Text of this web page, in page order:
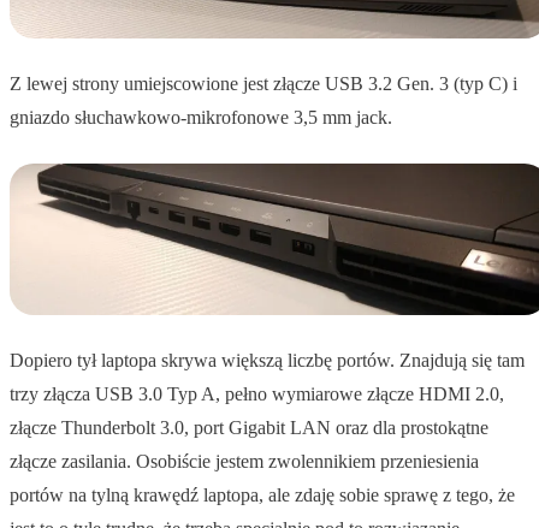
Z lewej strony umiejscowione jest złącze USB 3.2 Gen. 3 (typ C) i
gniazdo słuchawkowo-mikrofonowe 3,5 mm jack.
Dopiero tył laptopa skrywa większą liczbę portów. Znajdują się tam
trzy złącza USB 3.0 Typ A, pełno wymiarowe złącze HDMI 2.0,
złącze Thunderbolt 3.0, port Gigabit LAN oraz dla prostokątne
złącze zasilania. Osobiście jestem zwolennikiem przeniesienia
portów na tylną krawędź laptopa, ale zdaję sobie sprawę z tego, że